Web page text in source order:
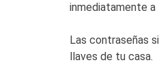
inmediatamente a
Las contraseñas
llaves de tu casa.